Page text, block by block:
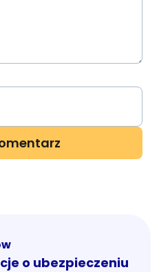
o ubezpieczeniu